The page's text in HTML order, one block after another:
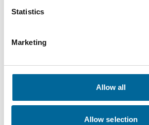
Statistics
Marketing
Allow all
Allow selection
Patrick Weis
+49 175 1146752
patrick.weis@amokabel.de